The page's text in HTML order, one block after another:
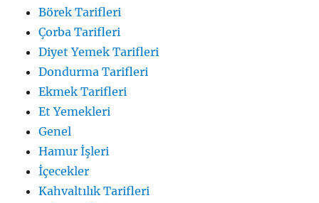
Börek Tarifleri
Çorba Tarifleri
Diyet Yemek Tarifleri
Dondurma Tarifleri
Ekmek Tarifleri
Et Yemekleri
Genel
Hamur İşleri
İçecekler
Kahvaltılık Tarifleri